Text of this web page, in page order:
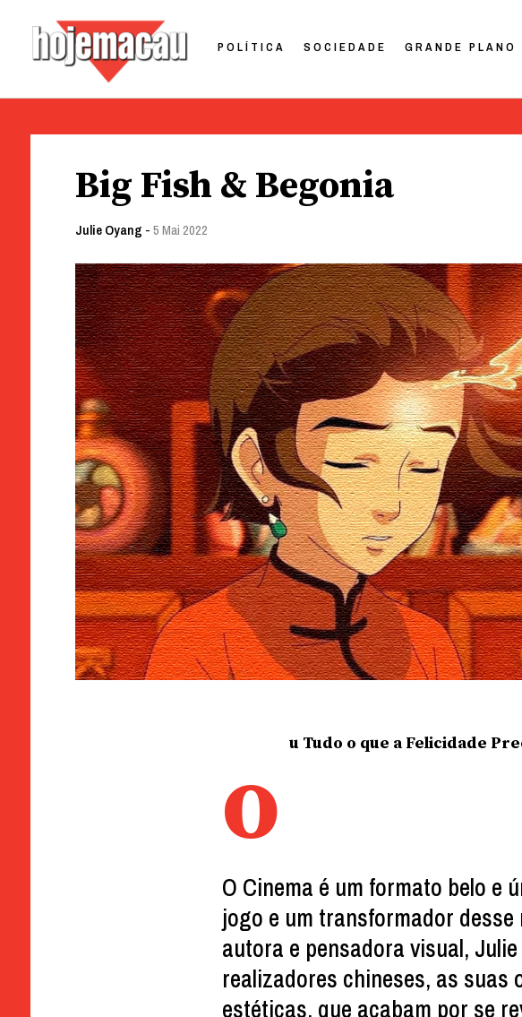
POLÍTICA SOCIEDADE GRANDE PLANO
Big Fish & Begonia
Julie Oyang -5 Mai 2022
o u Tudo o que a Felicidade
O Cinema é um formato belo e
jogo e um transformador
autora e pensadora visual,
realizadores chineses, as suas
estéticas, que acabam por se